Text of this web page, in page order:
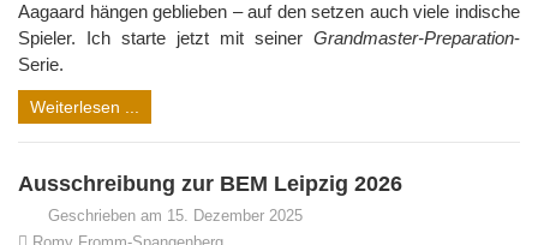
Aagaard hängen geblieben – auf den setzen auch viele indische
Spieler. Ich starte jetzt mit seiner Grandmaster-Preparation-
Serie.
Weiterlesen ...
Ausschreibung zur BEM Leipzig 2026
Geschrieben am 15. Dezember 2025